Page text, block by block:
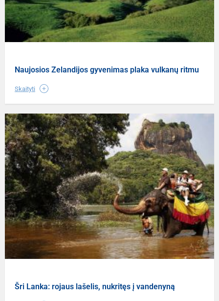
Naujosios Zelandijos gyvenimas plaka vulkanų ritmu
Skaityti
Šri Lanka: rojaus lašelis, nukritęs į vandenyną